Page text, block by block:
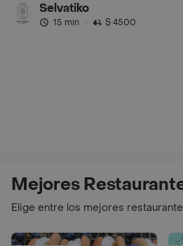
Selvatiko
15 min · $ 4500
Mejores
Elige entre los mejores